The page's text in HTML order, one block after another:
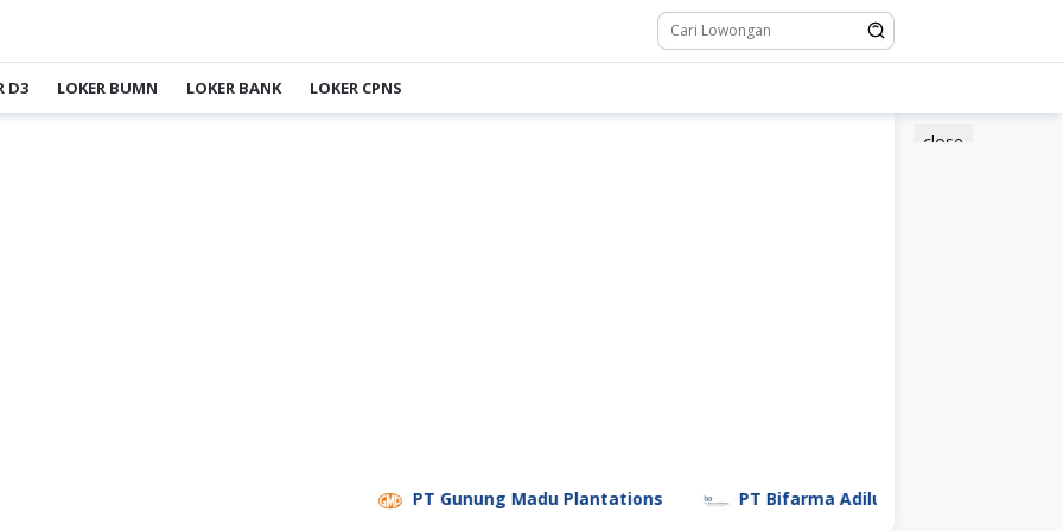
D3 LOKER BUMN LOKER BANK LOKER CPNS
close
PT Gunung Madu Plantations PT Bifarma Adiluhung (a Kalbe Company)